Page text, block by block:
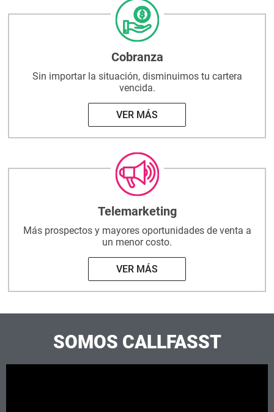
Cobranza
Sin importar la situación,disminuimos tu cartera
vencida.
VER MÁS
Telemarketing
Más prospectos y mayores oportunidadesde venta a
un menor costo.
VER MÁS
SOMOS CALLFASST